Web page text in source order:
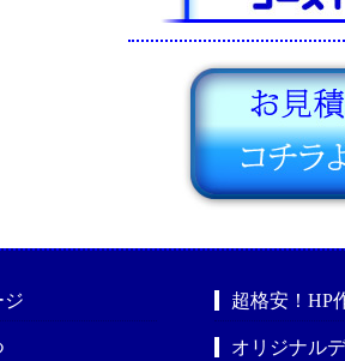
ジ 超格安！HP
オリジナル